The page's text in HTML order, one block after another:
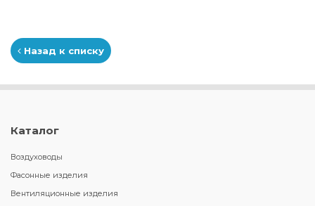
Назад к списку
Каталог
Воздуховоды
Фасонные изделия
Вентиляционные изделия